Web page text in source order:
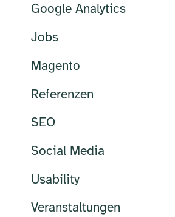
Google Analytics
Jobs
Magento
Referenzen
SEO
Social Media
Usability
Veranstaltungen